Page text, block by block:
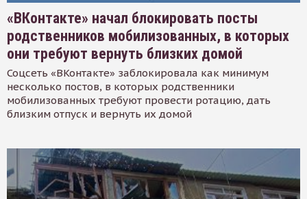
«ВКонтакте» начал блокировать посты
родственников мобилизованных, в которых
они требуют вернуть близких домой
Соцсеть «ВКонтакте» заблокировала как минимум
несколько постов, в которых родственники
мобилизованных требуют провести ротацию, дать
близким отпуск и вернуть их домой